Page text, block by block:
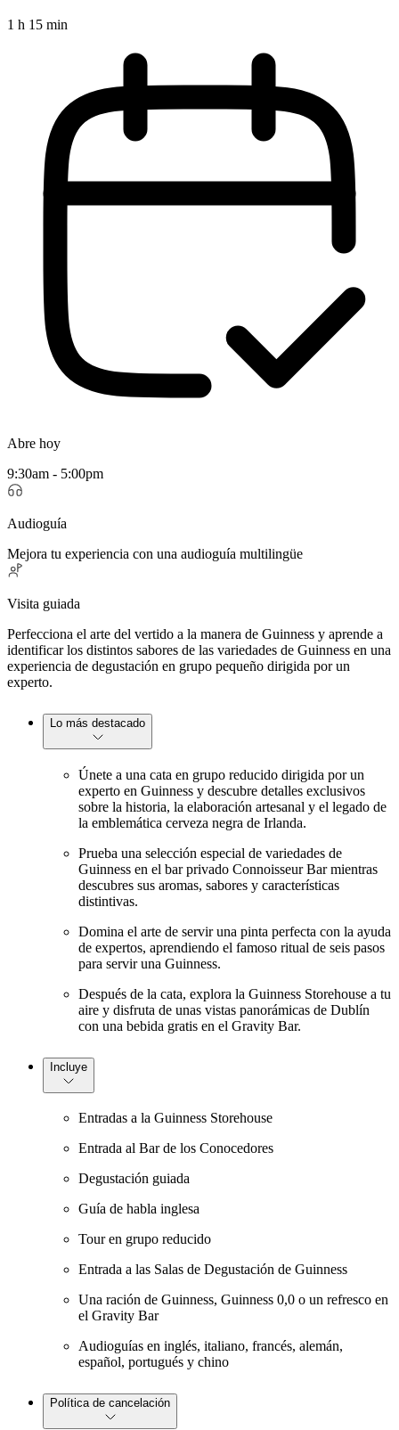
1 h 15 min
Abre hoy
9:30am - 5:00pm
Audioguía
Mejora tu experiencia con una audioguía multilingüe
Visita guiada
Perfecciona el arte del vertido a la manera de Guinness y aprende a
identificar los distintos sabores de las variedades de Guinness en una
experiencia de degustación en grupo pequeño dirigida por un
experto.
Lo más destacado
Únete a una cata en grupo reducido dirigida por un
experto en Guinness y descubre detalles exclusivos
sobre la historia, la elaboración artesanal y el legado de
la emblemática cerveza negra de Irlanda.
Prueba una selección especial de variedades de
Guinness en el bar privado Connoisseur Bar mientras
descubres sus aromas, sabores y características
distintivas.
Domina el arte de servir una pinta perfecta con la ayuda
de expertos, aprendiendo el famoso ritual de seis pasos
para servir una Guinness.
Después de la cata, explora la Guinness Storehouse a tu
aire y disfruta de unas vistas panorámicas de Dublín
con una bebida gratis en el Gravity Bar.
Incluye
Entradas a la Guinness Storehouse
Entrada al Bar de los Conocedores
Degustación guiada
Guía de habla inglesa
Tour en grupo reducido
Entrada a las Salas de Degustación de Guinness
Una ración de Guinness, Guinness 0,0 o un refresco en
el Gravity Bar
Audioguías en inglés, italiano, francés, alemán,
español, portugués y chino
Política de cancelación